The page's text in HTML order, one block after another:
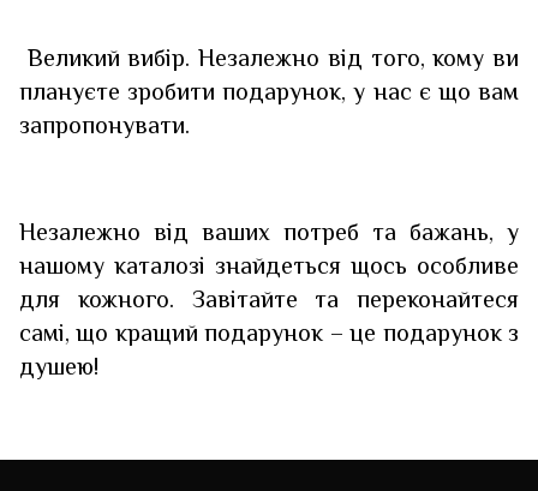
Великий вибір. Незалежно від того, кому ви
плануєте зробити подарунок, у нас є що вам
запропонувати.
Незалежно від ваших потреб та бажань, у
нашому каталозі знайдеться щось особливе
для кожного. Завітайте та переконайтеся
самі, що кращий подарунок – це подарунок з
душею!